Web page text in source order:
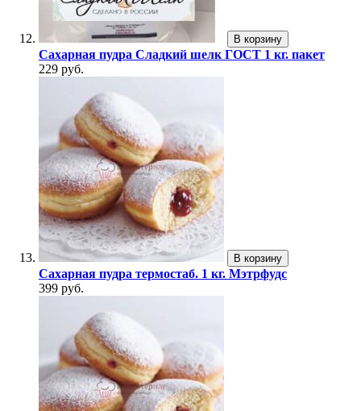
В корзину
Сахарная пудра Сладкий шелк ГОСТ 1 кг. пакет
229 руб.
В корзину
Сахарная пудра термостаб. 1 кг. Мэтрфудс
399 руб.